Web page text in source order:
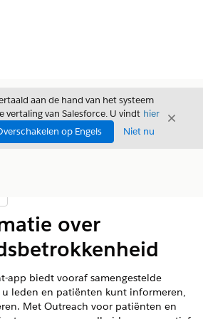
aan de hand van het systeem
vertaling van Salesforce. U vindt hier
op Engels Niet nu
Sluiten
weergeven
over
app biedt vooraf samengestelde
leden en patiënten kunt informeren,
Met Outreach voor patiënten en